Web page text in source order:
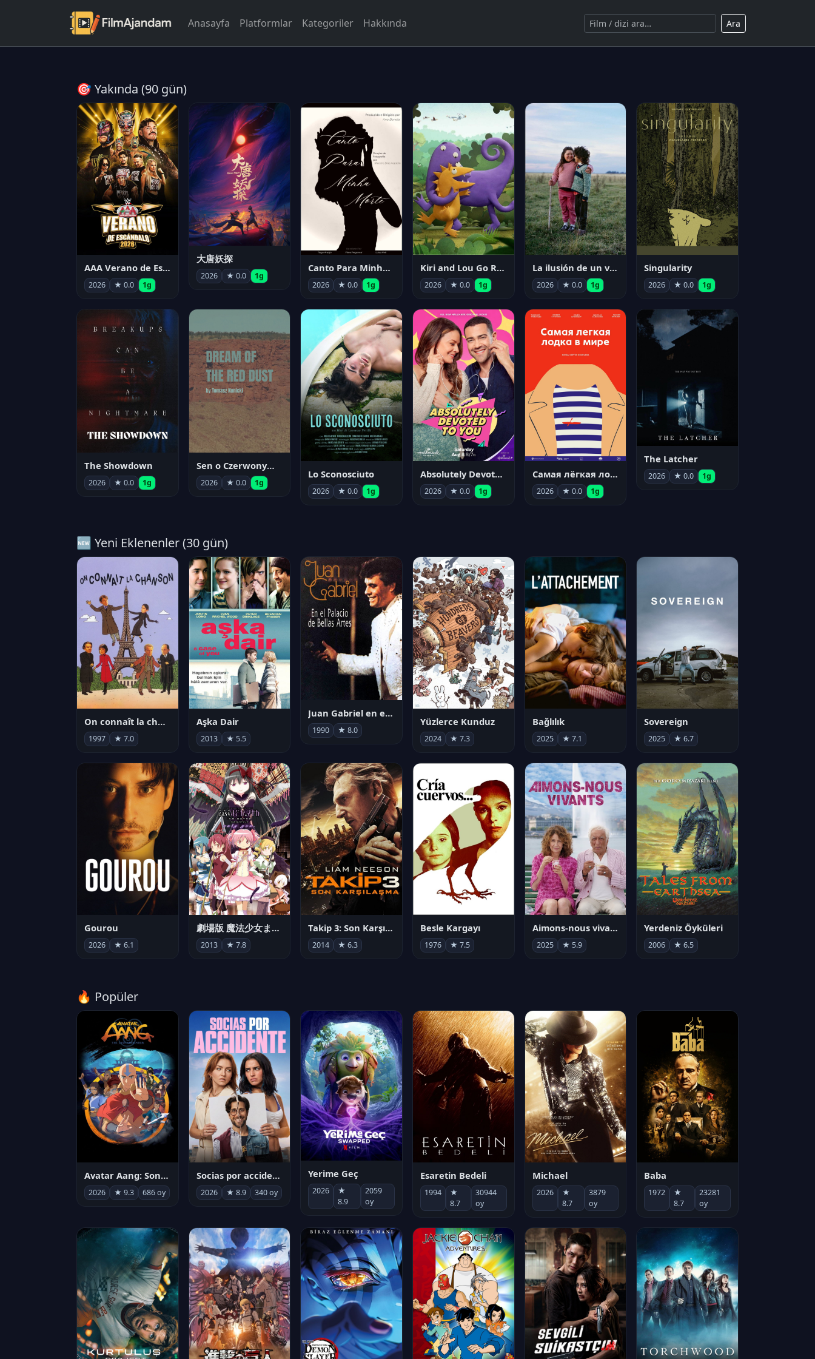
Anasayfa Platformlar Kategoriler Hakkında Ara
🎯 Yakında (90 gün)
AAA Verano de Escándalo 2026 - Week 3
2026 ★ 0.0 1g
大唐妖探
2026 ★ 0.0 1g
Canto Para Minha Morte
2026 ★ 0.0 1g
Kiri and Lou Go Raaa!
2026 ★ 0.0 1g
La ilusión de un verano sin fin
2026 ★ 0.0 1g
Singularity
2026 ★ 0.0 1g
The Showdown
2026 ★ 0.0 1g
Sen o Czerwonym Pyle
2026 ★ 0.0 1g
Lo Sconosciuto
2026 ★ 0.0 1g
Absolutely Devoted to You
2026 ★ 0.0 1g
Самая лёгкая лодка в мире
2026 ★ 0.0 1g
The Latcher
2026 ★ 0.0 1g
🆕 Yeni Eklenenler (30 gün)
On connaît la chanson
1997 ★ 7.0
Aşka Dair
2013 ★ 5.5
Juan Gabriel en el Palacio de Bellas Artes
1990 ★ 8.0
Yüzlerce Kunduz
2024 ★ 7.3
Bağlılık
2025 ★ 7.1
Sovereign
2025 ★ 6.7
Gourou
2026 ★ 6.1
劇場版 魔法少女まどか☆マギカ[新編]叛逆の物語
2013 ★ 7.8
Takip 3: Son Karşılaşma
2014 ★ 6.3
Besle Kargayı
1976 ★ 7.5
Aimons-nous vivants
2025 ★ 5.9
Yerdeniz Öyküleri
2006 ★ 6.5
🔥 Popüler
Avatar Aang: Son Havabükücü
2026 ★ 9.3 686 oy
Socias por accidente
2026 ★ 8.9 340 oy
Yerime Geç
2026
★
8.9
2059
oy
Esaretin Bedeli
1994
★
8.7
30944
oy
Michael
2026
★
8.7
3879
oy
Baba
1972
★
8.7
23281
oy